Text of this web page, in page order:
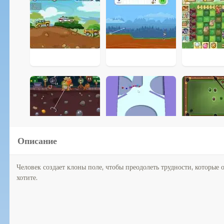
Описание
Человек создает клоны поле, чтобы преодолеть трудности,
хотите.